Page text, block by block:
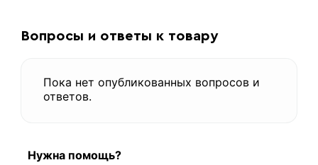
Вопросы и ответы к товару
Пока нет опубликованных вопросов и
ответов.
Нужна помощь?